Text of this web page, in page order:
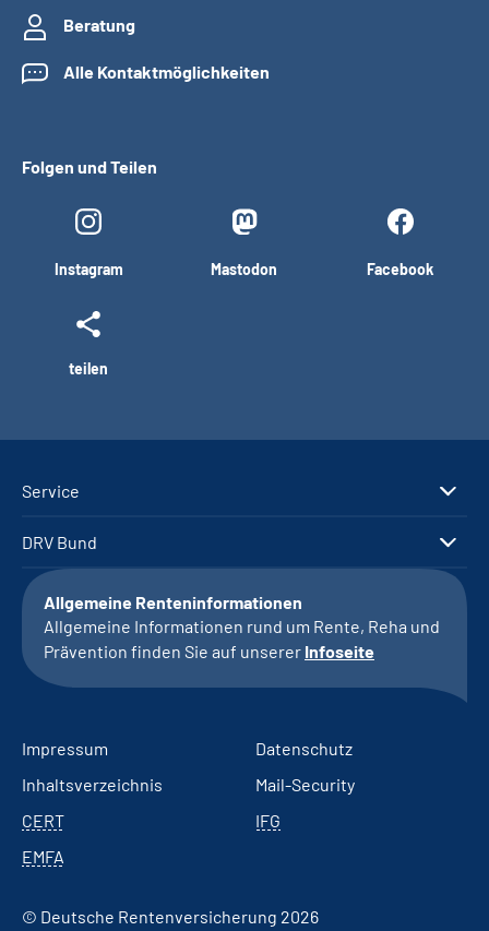
Beratung
Alle Kontaktmöglichkeiten
Folgen und Teilen
Instagram Mastodon Facebook
teilen
Service
DRV Bund
Allgemeine Renteninformationen
Allgemeine Informationen rund um Rente, Reha und
Prävention finden Sie auf unserer Infoseite
Impressum
Datenschutz
Inhaltsverzeichnis
Mail-Security
CERT
IFG
EMFA
© Deutsche Rentenversicherung 2026